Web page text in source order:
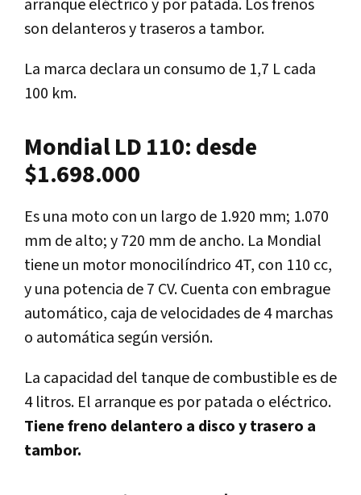
arranque eléctrico y por patada. Los frenos
son delanteros y traseros a tambor.
La marca declara un consumo de 1,7 L cada
100 km.
Mondial LD 110: desde
$1.698.000
Es una moto con un largo de 1.920 mm; 1.070
mm de alto; y 720 mm de ancho. La Mondial
tiene un motor monocilíndrico 4T, con 110 cc,
y una potencia de 7 CV. Cuenta con embrague
automático, caja de velocidades de 4 marchas
o automática según versión.
La capacidad del tanque de combustible es de
4 litros. El arranque es por patada o eléctrico.
Tiene freno delantero a disco y trasero a
tambor.